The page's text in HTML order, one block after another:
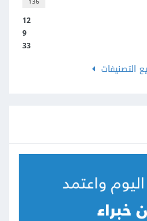
12
9
33
التصنيفات